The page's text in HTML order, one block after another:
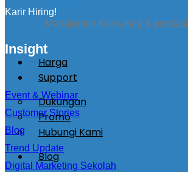
Manajemen Konseling & prestasi
Harga
Support
Dukungan
Promo
Hubungi Kami
Blog
Karir Hiring!
Insight
Event & Webinar
Customer Stories
Blog
Trend Update
Digital Marketing Sekolah